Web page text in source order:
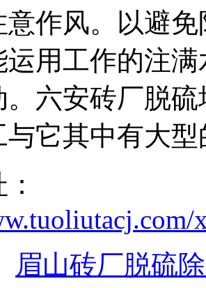
意作风。以避
运用工作的注
。六安砖厂脱
与它其中有大
眉山砖厂脱硫